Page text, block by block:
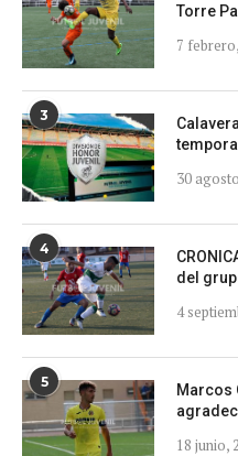
Torre
7
3
30
4
del
4
5
Marcos
18 junio,